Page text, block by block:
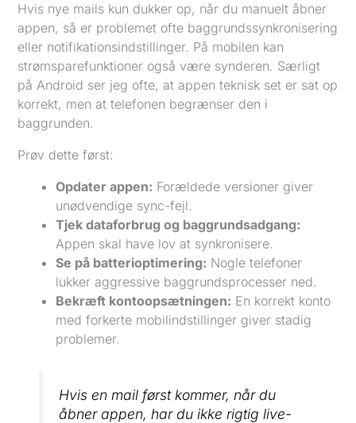
Hvis nye mails kun dukker op, når du manuelt åbner
appen, så er problemet ofte baggrundssynkronisering
eller notifikationsindstillinger. På mobilen kan
strømsparefunktioner også være synderen. Særligt
på Android ser jeg ofte, at appen teknisk set er sat op
korrekt, men at telefonen begrænser den i
baggrunden.
Prøv dette først:
Opdater appen: Forældede versioner giver
unødvendige sync-fejl.
Tjek dataforbrug og baggrundsadgang:
Appen skal have lov at synkronisere.
Se på batterioptimering: Nogle telefoner
lukker aggressive baggrundsprocesser ned.
Bekræft kontoopsætningen: En korrekt konto
med forkerte mobilindstillinger giver stadig
problemer.
Hvis en mail først kommer, når du
åbner appen, har du ikke rigtig live-